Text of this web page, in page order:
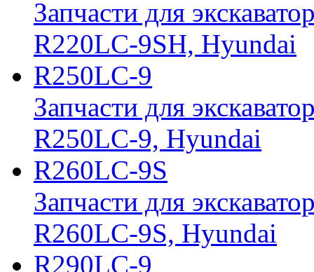
Запчасти для
R220LC-9SH, Hyundai
R250LC-9
Запчасти для
R250LC-9, Hyundai
R260LC-9S
Запчасти для
R260LC-9S, Hyundai
R290LC-9